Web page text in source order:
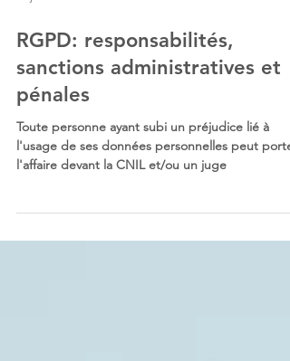
17 juil. 2023
RGPD: responsabilités,
sanctions administratives et
pénales
Toute personne ayant subi un préjudice lié à